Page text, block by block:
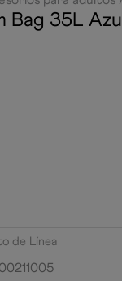
Bag 35L
de Línea